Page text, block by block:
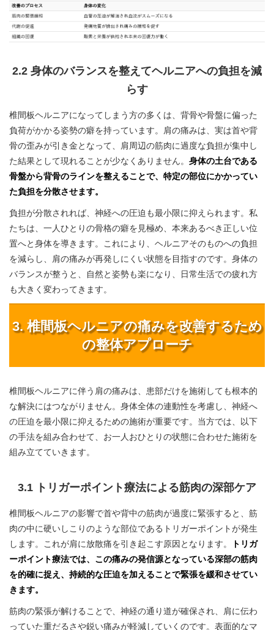
2.2 身体のバランスを整えてヘルニアへの負担を減
らす
椎間板ヘルニアになってしまう方の多くは、背骨や骨盤に偏った
負荷がかかる姿勢の癖を持っています。肩の痛みは、実は首や背
骨の歪みが引き金となって、肩周辺の筋肉に過度な負担が集中し
た結果として現れることが少なくありません。 身体の土台である
骨盤から背骨のラインを整えることで、特定の部位にかかってい
た負担を分散させます。
負担が分散されれば、神経への圧迫も最小限に抑えられます。私
たちは、一人ひとりの骨格の癖を見極め、本来あるべき正しい位
置へと身体を導きます。これにより、ヘルニアそのものへの負担
を減らし、肩の痛みが再発しにくい状態を目指すのです。身体の
バランスが整うと、自然と姿勢も楽になり、日常生活での疲れ方
も大きく変わってきます。
3. 椎間板ヘルニアの痛みを改善するため
の整体アプローチ
椎間板ヘルニアに伴う肩の痛みは、患部だけを施術しても根本的
な解決にはつながりません。身体全体の連動性を考慮し、神経へ
の圧迫を最小限に抑えるための施術が重要です。当方では、以下
の手法を組み合わせて、お一人おひとりの状態に合わせた施術を
組み立てていきます。
3.1 トリガーポイント療法による筋肉の深部ケア
椎間板ヘルニアの影響で首や背中の筋肉が過度に緊張すると、筋
肉の中に硬いしこりのような部位であるトリガーポイントが発生
します。これが肩に放散痛を引き起こす原因となります。
トリガ
ーポイント療法では、この痛みの発信源となっている深部の筋肉
を的確に捉え、持続的な圧迫を加えることで緊張を緩和させてい
きます。
筋肉の緊張が解けることで、神経の通り道が確保され、肩に伝わ
っていた重だるさや鋭い痛みが軽減していくのです。表面的なマ